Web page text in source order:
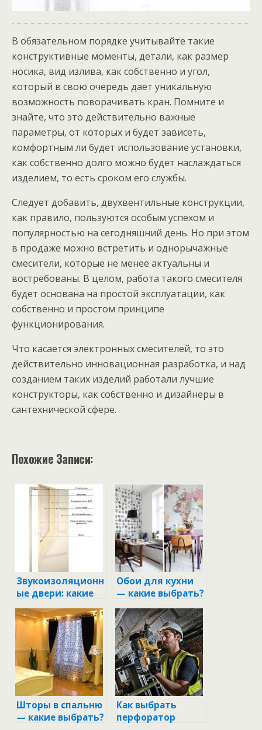
В обязательном порядке учитывайте такие
конструктивные моменты, детали, как размер
носика, вид излива, как собственно и угол,
который в свою очередь дает уникальную
возможность поворачивать кран. Помните и
знайте, что это действительно важные
параметры, от которых и будет зависеть,
комфортным ли будет использование установки,
как собственно долго можно будет наслаждаться
изделием, то есть сроком его службы.
Следует добавить, двухвентильные конструкции,
как правило, пользуются особым успехом и
популярностью на сегодняшний день. Но при этом
в продаже можно встретить и однорычажные
смесители, которые не менее актуальны и
востребованы. В целом, работа такого смесителя
будет основана на простой эксплуатации, как
собственно и простом принципе
функционирования.
Что касается электронных смесителей, то это
действительно инновационная разработка, и над
созданием таких изделий работали лучшие
конструкторы, как собственно и дизайнеры в
сантехнической сфере.
Похожие Записи:
Звукоизоляционн
ые двери: какие
бывают и какие
выбрать?
Обои для кухни
— какие выбрать?
65 фото
современных
моделей 2017
года.
Шторы в спальню
— какие выбрать?
Как выбрать
перфоратор